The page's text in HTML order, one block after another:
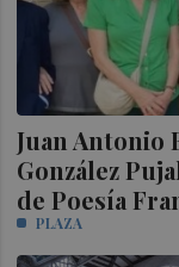
Juan Antonio
González
de Poesía
PLAZA